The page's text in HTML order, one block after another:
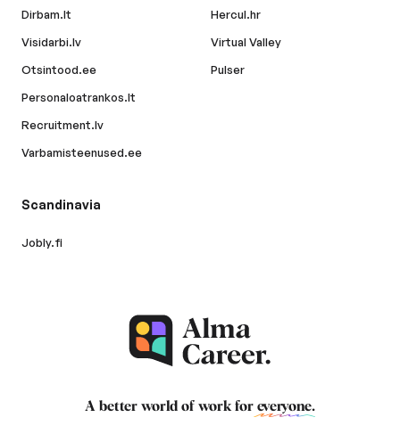
Dirbam.lt
Visidarbi.lv
Otsintood.ee
Personaloatrankos.lt
Recruitment.lv
Varbamisteenused.ee
Hercul.hr
Virtual Valley
Pulser
Scandinavia
Jobly.fi
A better world of work for everyone.